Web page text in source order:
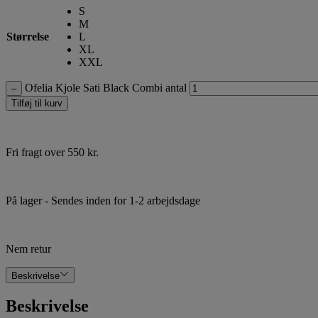
Størrelse
S
M
L
XL
XXL
– Ofelia Kjole Sati Black Combi antal
Tilføj til kurv
Fri fragt over 550 kr.
På lager- Sendes inden for 1-2 arbejdsdage
Nem retur
Beskrivelse
Beskrivelse